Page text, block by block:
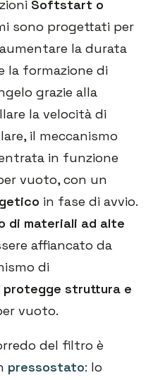
Softstart o
sono progettati per
la durata
la formazione di
grazie alla
la velocità di
il meccanismo
in funzione
vuoto, con un
in fase di avvio.
di materiali ad alte
affiancato da
di
protegge struttura e
vuoto.
del filtro è
pressostato: lo